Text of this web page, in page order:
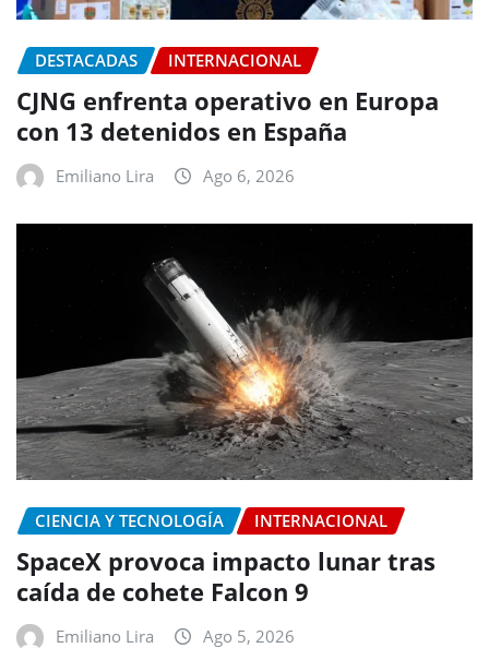
DESTACADAS INTERNACIONAL
CJNG enfrenta operativo en Europa
con 13 detenidos en España
Emiliano Lira Ago 6, 2026
CIENCIA Y TECNOLOGÍA INTERNACIONAL
SpaceX provoca impacto lunar tras
caída de cohete Falcon 9
Emiliano Lira Ago 5, 2026